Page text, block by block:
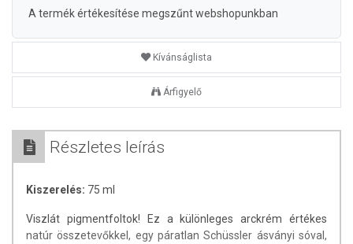
A termék értékesítése megszűnt webshopunkban
Kívánságlista
Árfigyelő
Részletes leírás
Kiszerelés: 75 ml
Viszlát pigmentfoltok! Ez a különleges arckrém értékes
natúr összetevőkkel, egy páratlan Schüssler ásványi sóval,